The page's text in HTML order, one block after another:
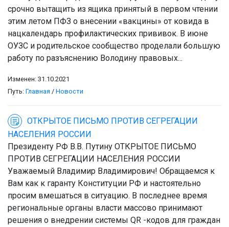
срочно вытащить из ящика принятый в первом чтении
этим летом ПФЗ о внесении «вакцины» от ковида в
нацкалендарь профилактических прививок. В июне
ОУЗС и родительское сообщество проделали большую
работу по разъяснению Володину правовых...
Изменен: 31.10.2021
Путь: Главная / Новости
ОТКРЫТОЕ ПИСЬМО ПРОТИВ СЕГРЕГАЦИИ
НАСЕЛЕНИЯ РОССИИ
Президенту РФ В.В. Путину ОТКРЫТОЕ ПИСЬМО
ПРОТИВ СЕГРЕГАЦИИ НАСЕЛЕНИЯ РОССИИ
Уважаемый Владимир Владимирович! Обращаемся к
Вам как к гаранту Конституции РФ и настоятельно
просим вмешаться в ситуацию. В последнее время
региональные органы власти массово принимают
решения о внедрении системы QR -кодов для граждан